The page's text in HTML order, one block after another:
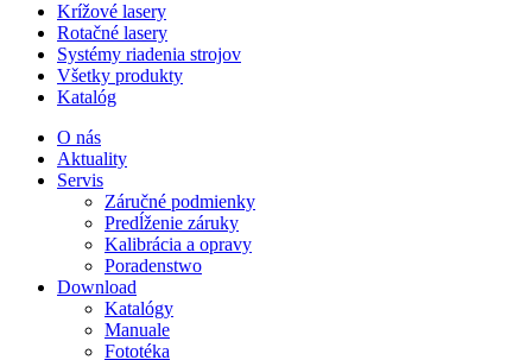
Krížové lasery
Rotačné lasery
Systémy riadenia strojov
Všetky produkty
Katalóg
O nás
Aktuality
Servis
Záručné podmienky
Predĺženie záruky
Kalibrácia a opravy
Poradenstwo
Download
Katalógy
Manuale
Fototéka